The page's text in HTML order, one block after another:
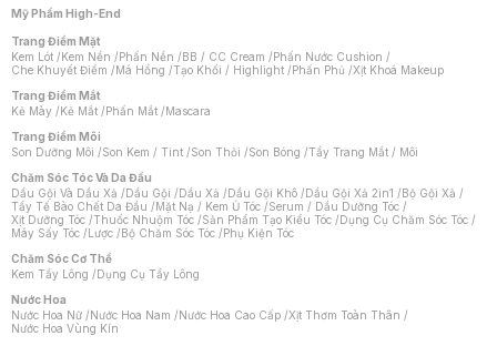
Mỹ Phẩm High-End
Trang Điểm Mặt
Kem Lót /Kem Nền /Phấn Nền /BB / CC Cream /Phấn Nước Cushion /
Che Khuyết Điểm /Má Hồng /Tạo Khối / Highlight /Phấn Phủ /Xịt Khoá Makeup
Trang Điểm Mắt
Kẻ Mày /Kẻ Mắt /Phấn Mắt /Mascara
Trang Điểm Môi
Son Dưỡng Môi /Son Kem / Tint /Son Thỏi /Son Bóng /Tẩy Trang Mắt / Môi
Chăm Sóc Tóc Và Da Đầu
Dầu Gội Và Dầu Xả /Dầu Gội /Dầu Xả /Dầu Gội Khô /Dầu Gội Xả 2in1 /Bộ Gội Xả /
Tẩy Tế Bào Chết Da Đầu /Mặt Nạ / Kem Ủ Tóc /Serum / Dầu Dưỡng Tóc /
Xịt Dưỡng Tóc /Thuốc Nhuộm Tóc /Sản Phẩm Tạo Kiểu Tóc /Dụng Cụ Chăm Sóc Tóc /
Máy Sấy Tóc /Lược /Bộ Chăm Sóc Tóc /Phụ Kiện Tóc
Chăm Sóc Cơ Thể
Kem Tẩy Lông /Dụng Cụ Tẩy Lông
Nước Hoa
Nước Hoa Nữ /Nước Hoa Nam /Nước Hoa Cao Cấp /Xịt Thơm Toàn Thân /
Nước Hoa Vùng Kín